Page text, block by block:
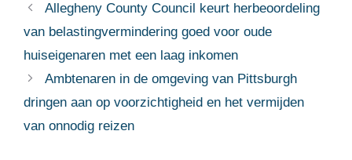
Allegheny County Council keurt herbeoordeling
van belastingvermindering goed voor oude
huiseigenaren met een laag inkomen
Ambtenaren in de omgeving van Pittsburgh
dringen aan op voorzichtigheid en het vermijden
van onnodig reizen